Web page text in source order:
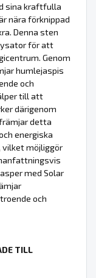
sina kraftfulla
nära förknippad
Denna sten
för att
Genom
humlejaspis
och
till att
därigenom
detta
energiska
vilket möjliggör
med Solar
och
TILL